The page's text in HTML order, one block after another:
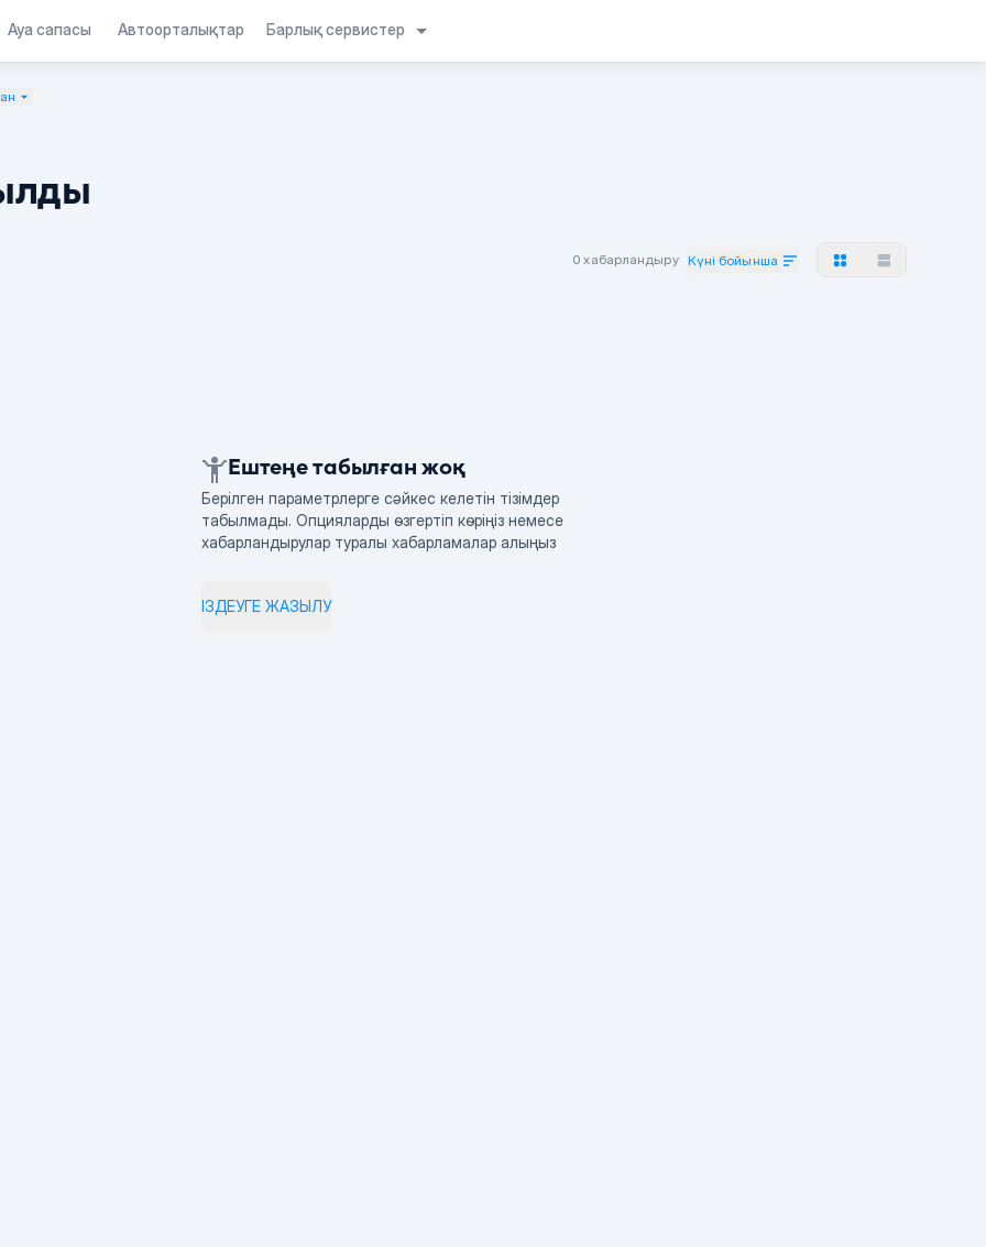
Ауа сапасы Автоорталықтар Барлық сервистер
0 хабарландыру Күні бойынша
Ештеңе табылған жоқ
Берілген параметрлерге сәйкес келетін тізімдер
табылмады. Опцияларды өзгертіп көріңіз немесе
хабарландырулар туралы хабарламалар алыңыз
ІЗДЕУГЕ ЖАЗЫЛУ